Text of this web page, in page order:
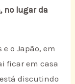
no lugar da
o Japão, em
ficar em casa
discutindo